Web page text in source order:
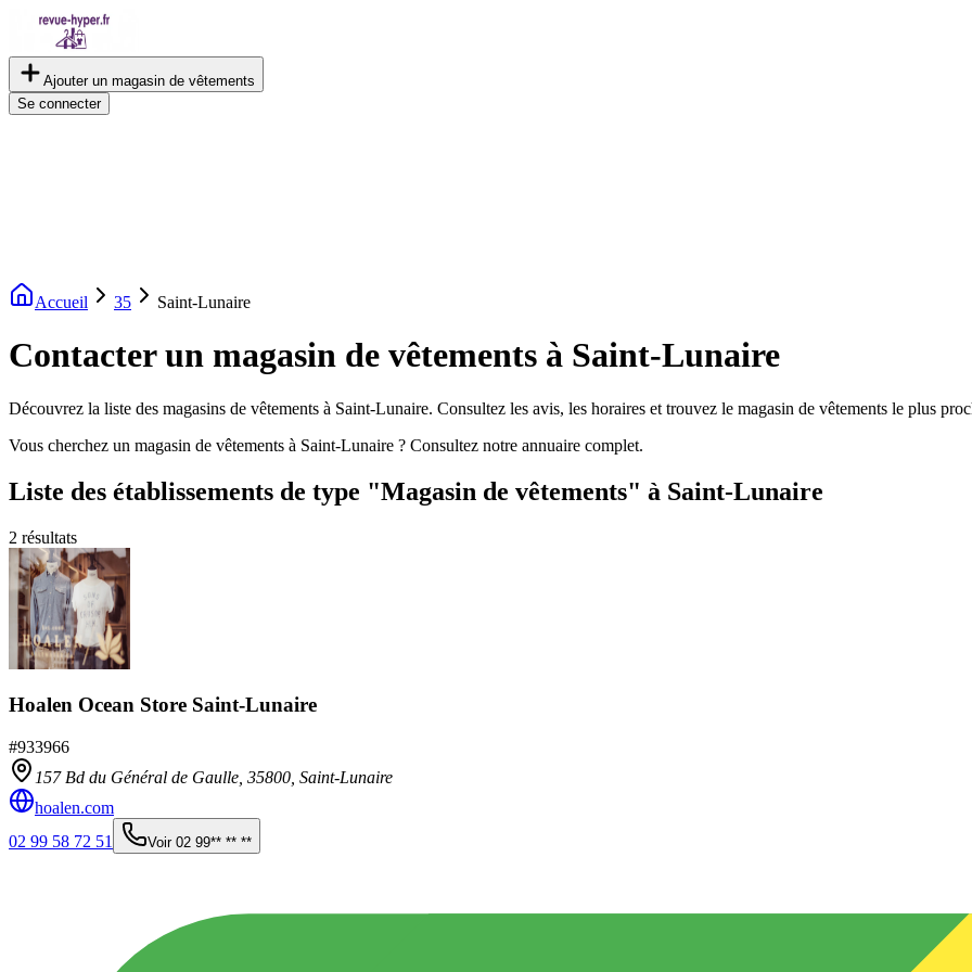
Ajouter un magasin de vêtements
Se connecter
Accueil 35 Saint-Lunaire
Contacter un magasin de vêtements à Saint-Lunaire
Découvrez la liste des magasins de vêtements à Saint-Lunaire. Consultez les avis, les horaires et trouvez le magasin de vêtements le plus
Vous cherchez un magasin de vêtements à Saint-Lunaire ? Consultez notre annuaire complet.
Liste des établissements de type "Magasin de vêtements" à Saint-Lunaire
2 résultats
Hoalen Ocean Store Saint-Lunaire
#933966
157 Bd du Général de Gaulle, 35800 Saint-Lunaire
hoalen.com
02 99 58 72 51
Voir 02 99** ** **